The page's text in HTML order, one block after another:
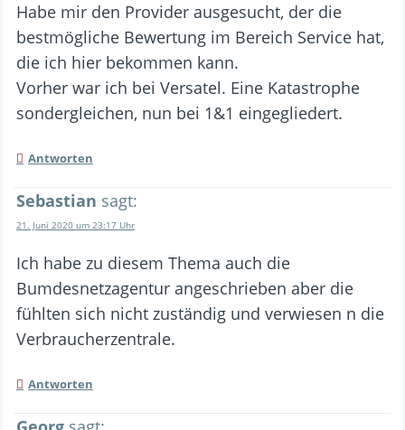
Habe mir den Provider ausgesucht, der die
bestmögliche Bewertung im Bereich Service hat,
die ich hier bekommen kann.
Vorher war ich bei Versatel. Eine Katastrophe
sondergleichen, nun bei 1&1 eingegliedert.
Antworten
Sebastian sagt:
21. Juni 2020 um 23:17 Uhr
Ich habe zu diesem Thema auch die
Bumdesnetzagentur angeschrieben aber die
fühlten sich nicht zuständig und verwiesen n die
Verbraucherzentrale.
Antworten